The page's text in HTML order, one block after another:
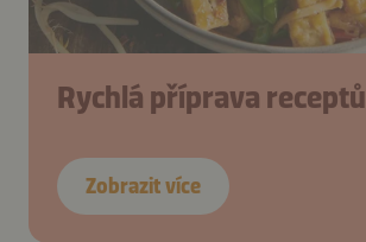
Rychlá příprava receptů
Zobrazit více